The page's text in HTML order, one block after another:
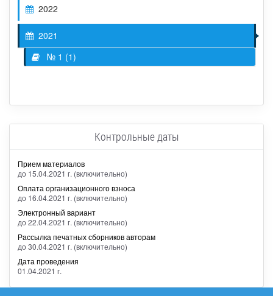
2022
2021
№ 1 (1)
Контрольные даты
Прием материалов
до 15.04.2021 г. (включительно)
Оплата организационного взноса
до 16.04.2021 г. (включительно)
Электронный вариант
до 22.04.2021 г. (включительно)
Рассылка печатных сборников авторам
до 30.04.2021 г. (включительно)
Дата проведения
01.04.2021 г.